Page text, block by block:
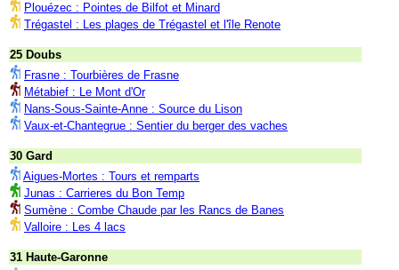
Plouézec : Pointes de Bilfot et Minard
Trégastel : Les plages de Trégastel et l'île Renote
25 Doubs
Frasne : Tourbières de Frasne
Métabief : Le Mont d'Or
Nans-Sous-Sainte-Anne : Source du Lison
Vaux-et-Chantegrue : Sentier du berger des vaches
30 Gard
Aigues-Mortes : Tours et remparts
Junas : Carrieres du Bon Temp
Sumène : Combe Chaude par les Rancs de Banes
Valloire : Les 4 lacs
31 Haute-Garonne